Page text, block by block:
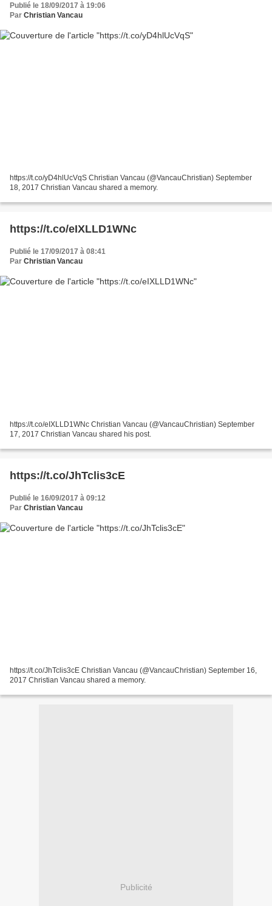
Publié le 18/09/2017 à 19:06
Par Christian Vancau
https://t.co/yD4hlUcVqS Christian Vancau (@VancauChristian) September
18, 2017 Christian Vancau shared a memory.
https://t.co/eIXLLD1WNc
Publié le 17/09/2017 à 08:41
Par Christian Vancau
https://t.co/eIXLLD1WNc Christian Vancau (@VancauChristian) September
17, 2017 Christian Vancau shared his post.
https://t.co/JhTclis3cE
Publié le 16/09/2017 à 09:12
Par Christian Vancau
https://t.co/JhTclis3cE Christian Vancau (@VancauChristian) September 16,
2017 Christian Vancau shared a memory.
Publicité